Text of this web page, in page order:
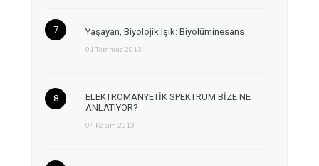
Yaşayan, Biyolojik Işık: Biyolüminesans
01 Temmuz 2013
ELEKTROMANYETİK SPEKTRUM BİZE NE
ANLATIYOR?
04 Kasım 2013